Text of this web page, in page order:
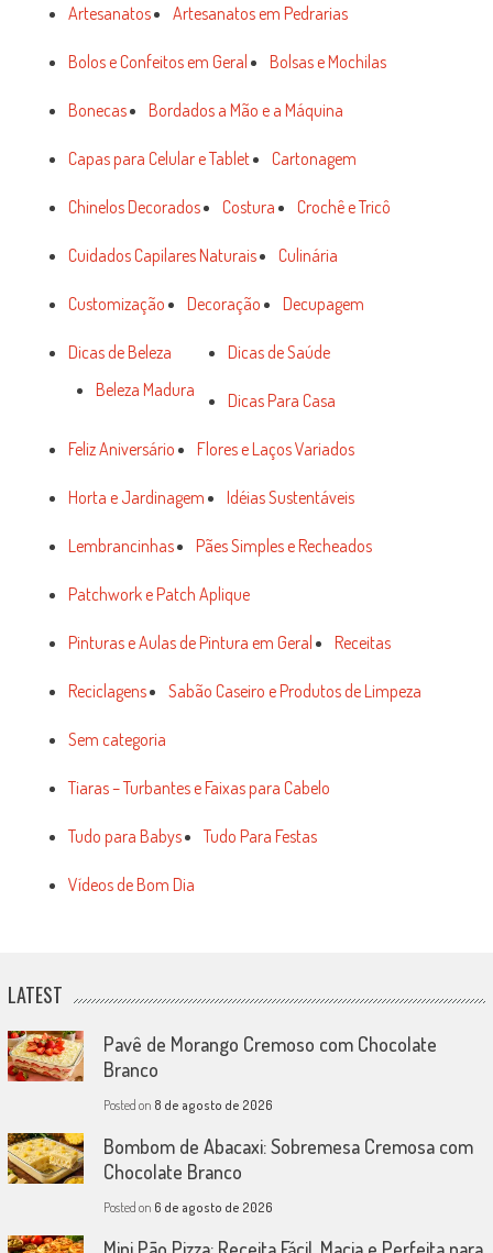
Artesanatos Artesanatos em Pedrarias
Bolos e Confeitos em Geral Bolsas e Mochilas
Bonecas Bordados a Mão e a Máquina
Capas para Celular e Tablet Cartonagem
Chinelos Decorados Costura Crochê e Tricô
Cuidados Capilares Naturais Culinária
Customização Decoração Decupagem
Dicas de Beleza
Beleza Madura
Dicas de Saúde
Dicas Para Casa
Feliz Aniversário Flores e Laços Variados
Horta e Jardinagem Idéias Sustentáveis
Lembrancinhas Pães Simples e Recheados
Patchwork e Patch Aplique
Pinturas e Aulas de Pintura em Geral Receitas
Reciclagens Sabão Caseiro e Produtos de Limpeza
Sem categoria
Tiaras – Turbantes e Faixas para Cabelo
Tudo para Babys Tudo Para Festas
Vídeos de Bom Dia
LATEST
Pavê de Morango Cremoso com Chocolate
Branco
Posted on 8 de agosto de 2026
Bombom de Abacaxi: Sobremesa Cremosa com
Chocolate Branco
Posted on 6 de agosto de 2026